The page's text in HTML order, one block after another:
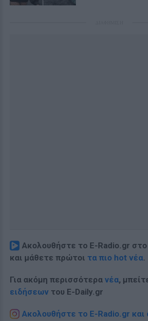
Ακολουθήστε το E-Radio.gr στο
και μάθετε πρώτοι τα πιο hot νέα.
Για ακόμη περισσότερα νέα,
ειδήσεων του E-Daily.gr
Ακολουθήστε το E-Radio.gr